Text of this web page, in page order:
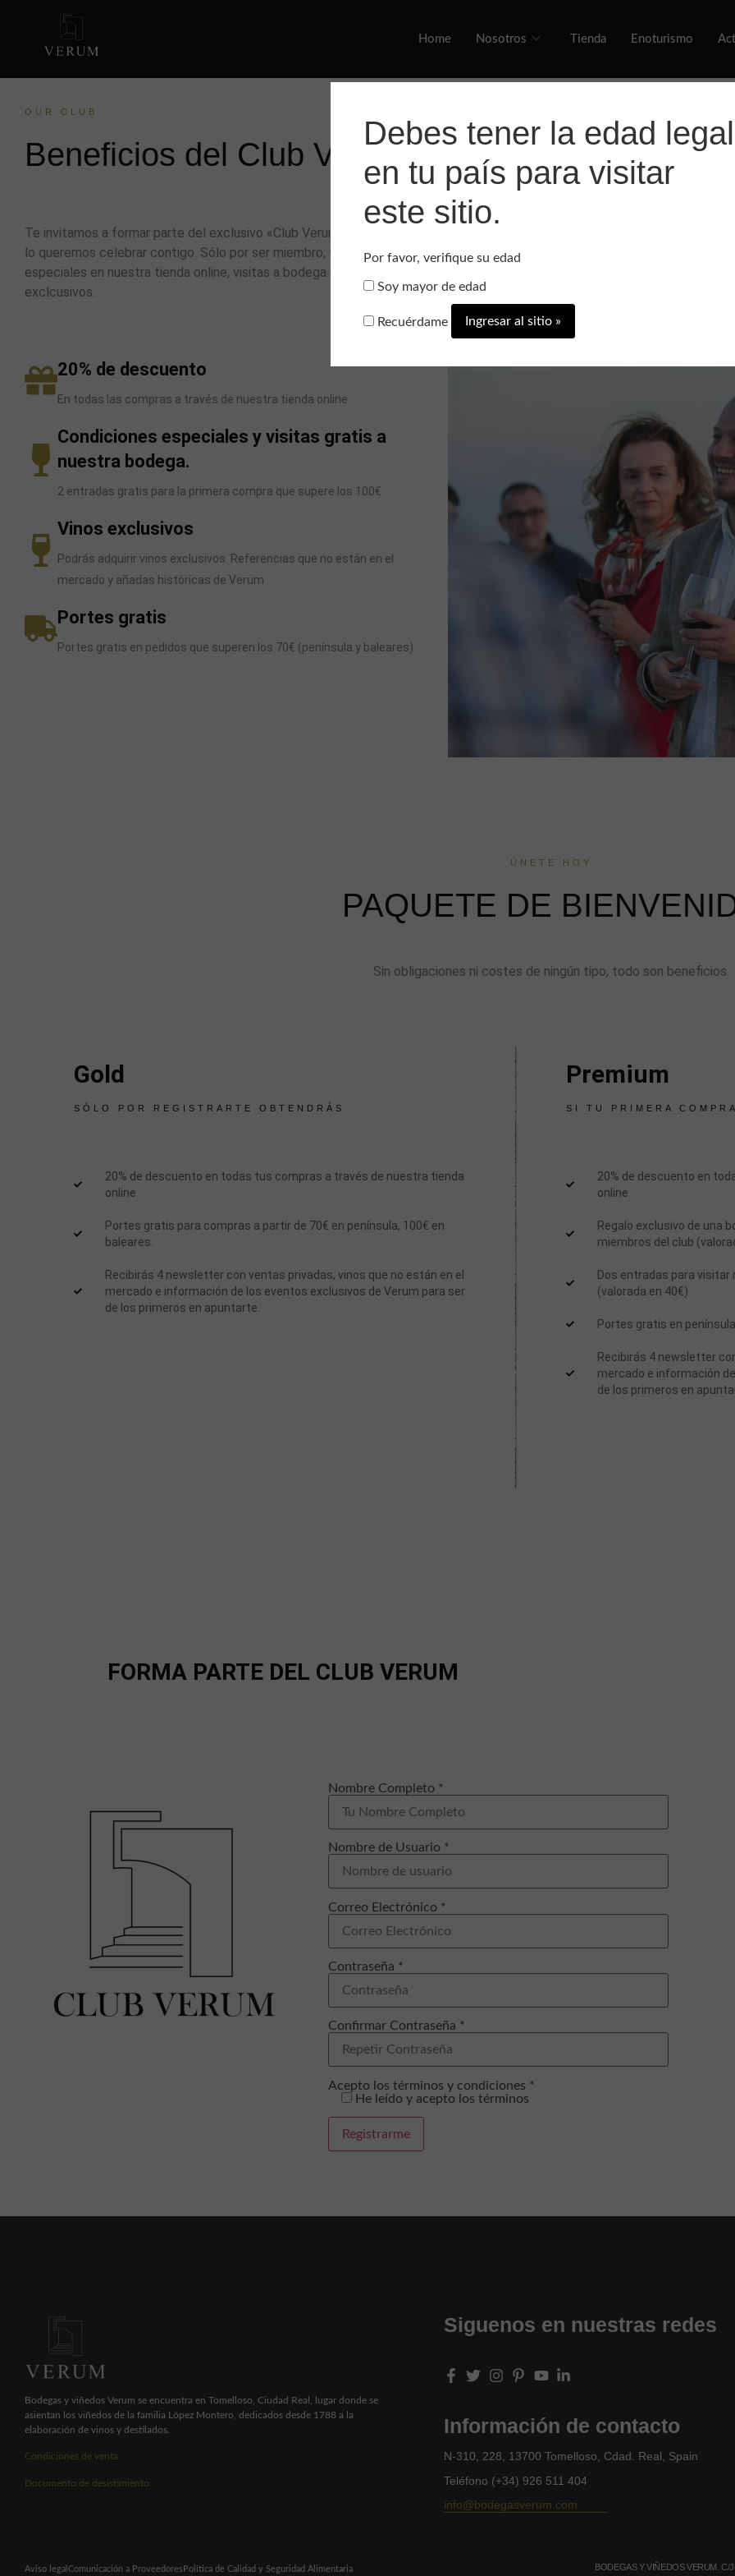
Home Nosotros Tienda Enoturismo
OUR CLUB
Beneficios del Club Verum.
Te invitamos a formar parte del exclusivo «Club Verum». Hemos cumplido 20 años y
lo queremos celebrar contigo. Sólo por ser miembro, tendrás condiciones
especiales en nuestra tienda online, visitas a bodega y acceso a eventos
exclcusivos.
20% de descuento
En todas las compras a través de nuestra tienda online
Condiciones especiales y visitas gratis a
nuestra bodega.
2 entradas gratis para la primera compra que supere los 100€
Vinos exclusivos
Podrás adquirir vinos exclusivos. Referencias que no están en el
mercado y añadas históricas de Verum
Portes gratis
Portes gratis en pedidos que superen los 70€ (península y baleares)
ÚNETE HOY
PAQUETE DE
Sin obligaciones ni costes de ningún tipo, todo son beneficios.
Gold
SÓLO POR REGISTRARTE OBTENDRÁS
20% de descuento en todas tus compras a través de nuestra tienda
online
Portes gratis para compras a partir de 70€ en península, 100€ en
baleares.
Recibirás 4 newsletter con ventas privadas, vinos que no están en el
mercado e información de los eventos exclusivos de Verum para ser
de los primeros en apuntarte.
Premium
SI TU PRIMERA
20% de descuento en
online
Regalo exclusivo de una
miembros del club
Dos entradas para visitar
(valorada en 40€)
Portes gratis en
Recibirás 4 newsletter
mercado e información
de los primeros en
FORMA PARTE DEL CLUB VERUM
Nombre Completo *
Nombre de Usuario *
Correo Electrónico *
Contraseña *
Confirmar Contraseña *
Acepto los términos y condiciones *
He leído y acepto los términos
Bodegas y viñedos Verum se encuentra en Tomelloso, Ciudad Real, lugar donde se
asientan los viñedos de la familia López Montero, dedicados desde 1788 a la
elaboración de vinos y destilados.
Condiciones de venta
Documento de desistimiento
Siguenos en nuestras redes
Información de contacto
N-310, 228, 13700 Tomelloso, Cdad. Real, Spain
Teléfono (+34) 926 511 404
info@bodegasverum.com
Aviso legal Comunicación a Proveedores Política de Calidad y Seguridad Alimentaria BODEGAS Y VIÑEDOS VERUM. C/
Debes tener la edad legal
en tu país para visitar
este sitio.
Por favor, verifique su edad
Soy mayor de edad
Recuérdame